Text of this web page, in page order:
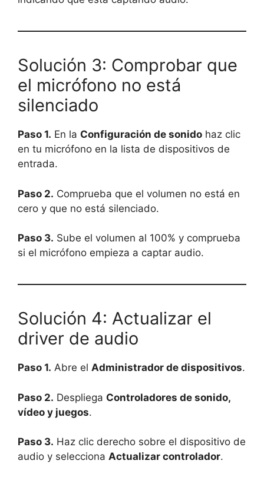
Solución 3: Comprobar que
el micrófono no está
silenciado
Paso 1. En la Configuración de sonido haz clic
en tu micrófono en la lista de dispositivos de
entrada.
Paso 2. Comprueba que el volumen no está en
cero y que no está silenciado.
Paso 3. Sube el volumen al 100% y comprueba
si el micrófono empieza a captar audio.
Solución 4: Actualizar el
driver de audio
Paso 1. Abre el Administrador de dispositivos.
Paso 2. Despliega Controladores de sonido,
vídeo y juegos.
Paso 3. Haz clic derecho sobre el dispositivo de
audio y selecciona Actualizar controlador.